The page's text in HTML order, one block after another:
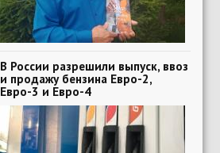
В России разрешили выпуск, ввоз
и продажу бензина Евро-2,
Евро-3 и Евро-4